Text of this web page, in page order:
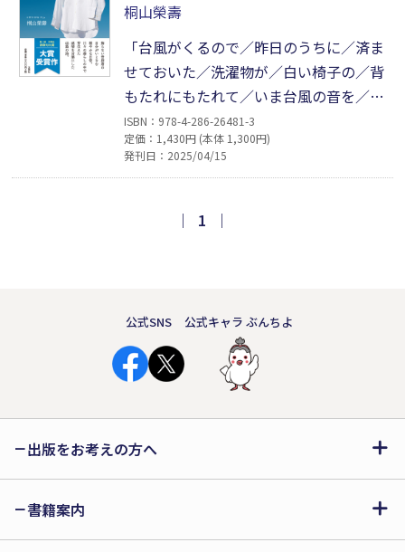
桐山榮壽
「台風がくるので／昨日のうちに／済ま
せておいた／洗濯物が／白い椅子の／背
もたれにもたれて／いま台風の音を／聞
いている」（生活）。「試供品の／コロ
ンをつけた／女性用のコロン／誰かとい
るようで／さみしくなくなった／雑踏の
と、その穏やかな日々の中で生まれた感
ISBN：978-4-286-26481-3
定価：1,430円 (本体 1,300円)
発刊日：2025/04/15
｜ 1 ｜
公式SNS 公式キャラ ぶんちよ
出版をお考えの方へ
書籍案内